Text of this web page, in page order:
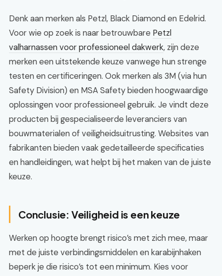
Denk aan merken als Petzl, Black Diamond en Edelrid.
Voor wie op zoek is naar betrouwbare Petzl
valharnassen voor professioneel dakwerk, zijn deze
merken een uitstekende keuze vanwege hun strenge
testen en certificeringen. Ook merken als 3M (via hun
Safety Division) en MSA Safety bieden hoogwaardige
oplossingen voor professioneel gebruik. Je vindt deze
producten bij gespecialiseerde leveranciers van
bouwmaterialen of veiligheidsuitrusting. Websites van
fabrikanten bieden vaak gedetailleerde specificaties
en handleidingen, wat helpt bij het maken van de juiste
keuze.
Conclusie: Veiligheid is een keuze
Werken op hoogte brengt risico’s met zich mee, maar
met de juiste verbindingsmiddelen en karabijnhaken
beperk je die risico’s tot een minimum. Kies voor